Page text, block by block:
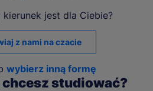
jest dla Ciebie?
z nami na czacie
wybierz inną formę
studiować?